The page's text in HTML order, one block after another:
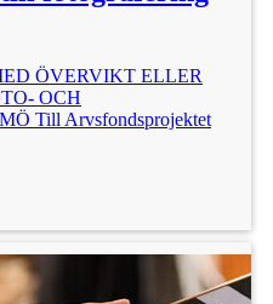
ÖVERVIKT ELLER
OCH
Till Arvsfondsprojektet